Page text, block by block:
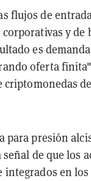
flujos de
y de
es
oferta
criptomonedas
para presión
de que los
en los